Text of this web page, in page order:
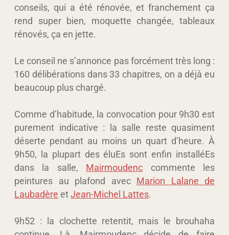
conseils, qui a été rénovée, et franchement ça
rend super bien, moquette changée, tableaux
rénovés, ça en jette.
Le conseil ne s’annonce pas forcément très long :
160 délibérations dans 33 chapitres, on a déjà eu
beaucoup plus chargé.
Comme d’habitude, la convocation pour 9h30 est
purement indicative : la salle reste quasiment
déserte pendant au moins un quart d’heure. À
9h50, la plupart des éluEs sont enfin installéEs
dans la salle, Mairmoudenc commente les
peintures au plafond avec Marion Lalane de
Laubadère etJean-Michel Lattes.
9h52 : la clochette retentit, mais le brouhaha